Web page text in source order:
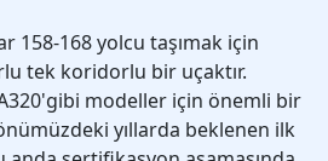
158-168 yolcu taşımak için
tek koridorlu bir uçaktır.
modeller için önemli bir
yıllarda beklenen ilk